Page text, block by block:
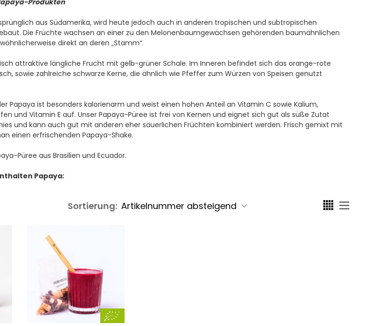
Produkten
aus Südamerika, wird heute jedoch auch in anderen tropischen und subtropischen
Die Früchte wachsen an einer zu den Melonenbaumgewächsen gehörenden baumähnlichen
direkt an deren „Stamm“.
attraktive längliche Frucht mit gelb-grüner Schale. Im Inneren befindet sich das orange-rote
sowie zahlreiche schwarze Kerne, die ähnlich wie Pfeffer zum Würzen von Speisen genutzt
Papaya ist besonders kalorienarm und weist einen hohen Anteil an Vitamin C sowie Kalium,
und Vitamin E auf. Unser Papaya-Püree ist frei von Kernen und eignet sich gut als süße Zutat
und kann auch gut mit anderen eher säuerlichen Früchten kombiniert werden. Frisch gemixt mit
einen erfrischenden Papaya-Shake.
Püree aus Brasilien und Ecuador.
Papaya:
Sortierung: